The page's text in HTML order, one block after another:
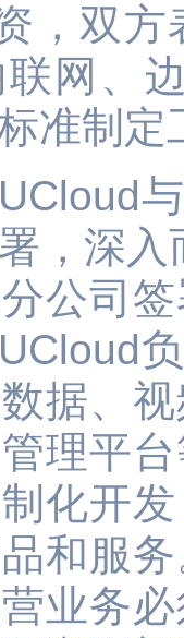
，双
网、
准制定
，深
公司
据、
理平
化开
和服
业务